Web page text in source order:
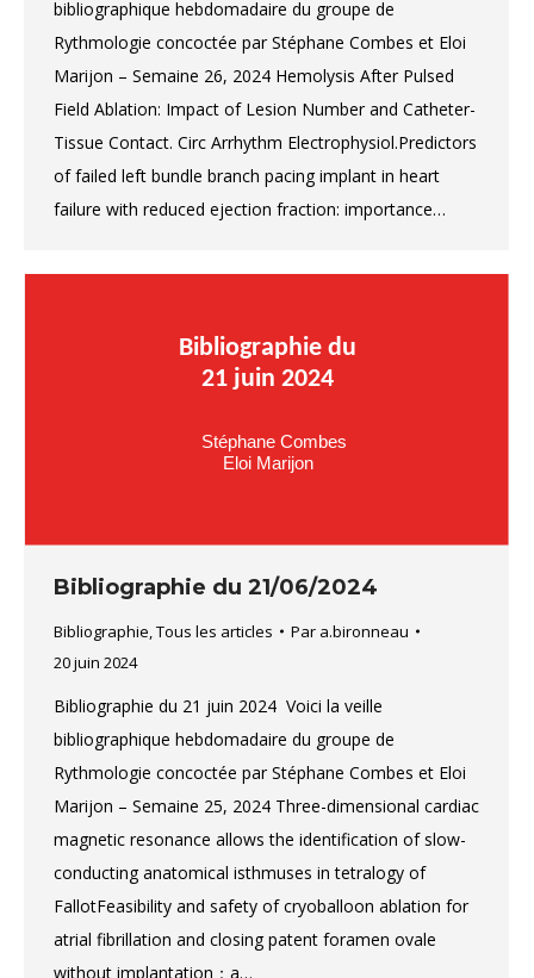
bibliographique hebdomadaire du groupe de
Rythmologie concoctée par Stéphane Combes et Eloi
Marijon – Semaine 26, 2024 Hemolysis After Pulsed
Field Ablation: Impact of Lesion Number and Catheter-
Tissue Contact. Circ Arrhythm Electrophysiol.Predictors
of failed left bundle branch pacing implant in heart
failure with reduced ejection fraction: importance…
Bibliographie du 21/06/2024
Bibliographie Tous les articles Par a.bironneau
20 juin 2024
Bibliographie du 21 juin 2024 Voici la veille
bibliographique hebdomadaire du groupe de
Rythmologie concoctée par Stéphane Combes et Eloi
Marijon – Semaine 25, 2024 Three-dimensional cardiac
magnetic resonance allows the identification of slow-
conducting anatomical isthmuses in tetralogy of
FallotFeasibility and safety of cryoballoon ablation for
atrial fibrillation and closing patent foramen ovale
without implantation：a…